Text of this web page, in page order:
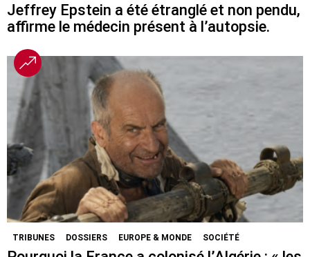
Jeffrey Epstein a été étranglé et non pendu,
affirme le médecin présent à l’autopsie.
TRIBUNES DOSSIERS EUROPE & MONDE SOCIÉTÉ